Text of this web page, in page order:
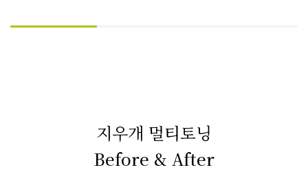
지우개 멀티토닝
Before & After